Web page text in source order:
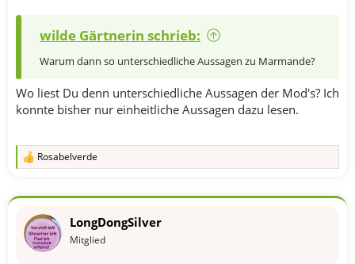
wilde Gärtnerin schrieb:
Warum dann so unterschiedliche Aussagen zu Marmande?
Wo liest Du denn unterschiedliche Aussagen der Mod's? Ich
konnte bisher nur einheitliche Aussagen dazu lesen.
R
k
o
Rosabelverde
LongDongSilver
Mitglied